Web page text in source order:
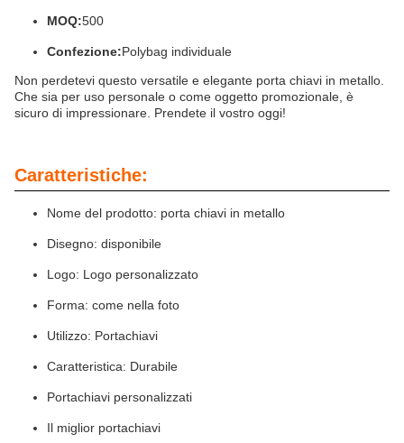
MOQ:500
Confezione:Polybag individuale
Non perdetevi questo versatile e elegante porta chiavi in metallo.
Che sia per uso personale o come oggetto promozionale, è
sicuro di impressionare. Prendete il vostro oggi!
Caratteristiche:
Nome del prodotto: porta chiavi in metallo
Disegno: disponibile
Logo: Logo personalizzato
Forma: come nella foto
Utilizzo: Portachiavi
Caratteristica: Durabile
Portachiavi personalizzati
Il miglior portachiavi